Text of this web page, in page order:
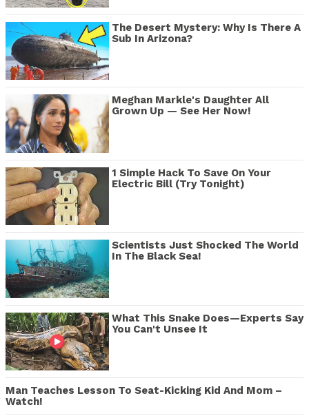
The Desert Mystery: Why Is There A
Sub In Arizona?
Meghan Markle's Daughter All
Grown Up — See Her Now!
1 Simple Hack To Save On Your
Electric Bill (Try Tonight)
Scientists Just Shocked The World
In The Black Sea!
What This Snake Does—Experts Say
You Can't Unsee It
Man Teaches Lesson To Seat-Kicking Kid And Mom –
Watch!